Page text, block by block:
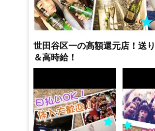
世田谷区一の高額還元店！送
＆高時給！